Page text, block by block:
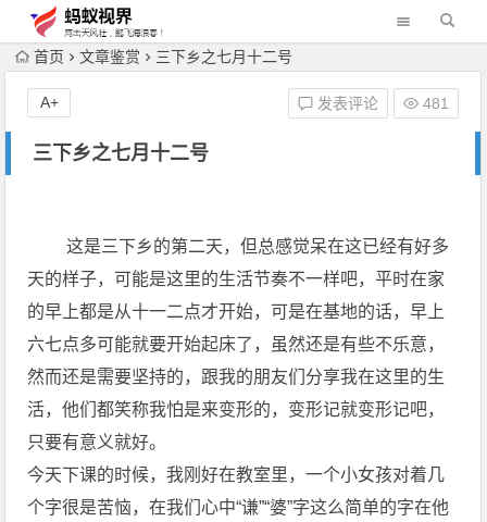
首页 文章鉴赏 三下乡之七月十二号
三下乡之七月十二号
发表评论 481
A+
这是三下乡的第二天，但总感觉呆在这已经有好多
天的样子，可能是这里的生活节奏不一样吧，平时在家
的早上都是从十一二点才开始，可是在基地的话，早上
六七点多可能就要开始起床了，虽然还是有些不乐意，
然而还是需要坚持的，跟我的朋友们分享我在这里的生
活，他们都笑称我怕是来变形的，变形记就变形记吧，
只要有意义就好。
今天下课的时候，我刚好在教室里，一个小女孩对着几
个字很是苦恼，在我们心中“谦”“婆”字这么简单的字在他